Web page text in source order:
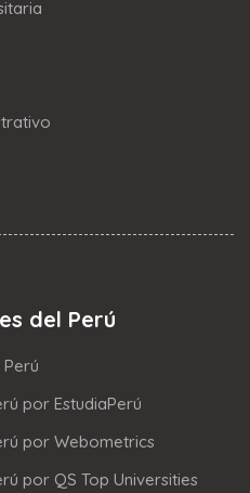
del Perú
por EstudiaPerú
por Webometrics
por QS Top Universities